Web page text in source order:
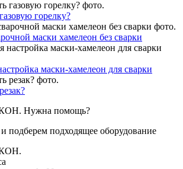
горелку?
маски хамелеон без сварки
маски-хамелеон для сварки
Нужна помощь?
подберем подходящее оборудование